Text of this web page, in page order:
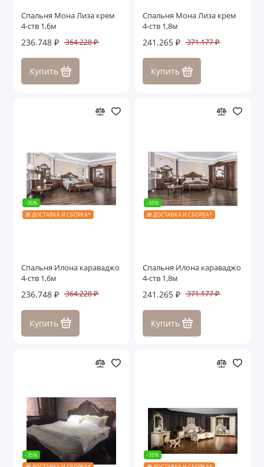
Спальня Мона Лиза крем
4-ств 1,6м
236.748 ₽ 364.228 ₽
Купить
Спальня Мона Лиза крем
4-ств 1,8м
241.265 ₽ 371.177 ₽
Купить
-36%
🎁 ДОСТАВКА И СБОРКА*
Спальня Илона караваджо
4-ств 1,6м
236.748 ₽ 364.228 ₽
Купить
-35%
🎁 ДОСТАВКА И СБОРКА*
Спальня Илона караваджо
4-ств 1,8м
241.265 ₽ 371.177 ₽
Купить
-35%
-35%